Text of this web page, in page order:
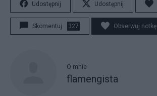
Udostępnij Udostępnij
Skomentuj 327 Obserwuj notkę
O mnie
flamengista